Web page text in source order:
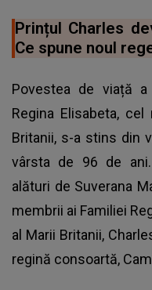
Prințul Charles
Ce spune noul
Povestea de viață
Regina Elisabeta,
Britanii, s-a stins din
vârsta de 96 de
alături de Suverana
membrii ai Familiei
al Marii Britanii,
regină consoartă,